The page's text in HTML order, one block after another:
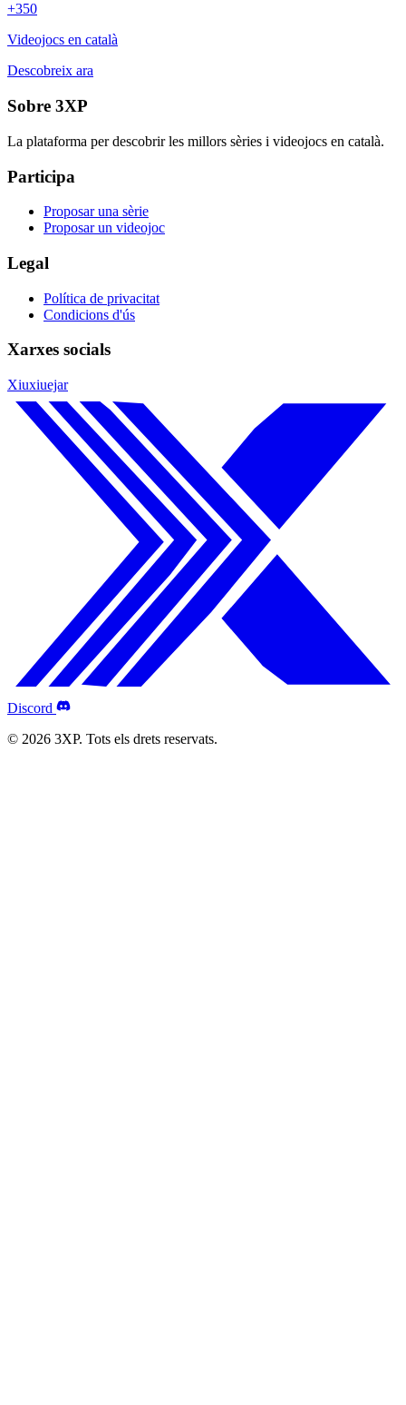
+350
Videojocs en català
Descobreix ara
Sobre 3XP
La plataforma per descobrir les millors sèries i videojocs en català.
Participa
Proposar una sèrie
Proposar un videojoc
Legal
Política de privacitat
Condicions d'ús
Xarxes socials
Xiuxiuejar
Discord
© 2026 3XP. Tots els drets reservats.